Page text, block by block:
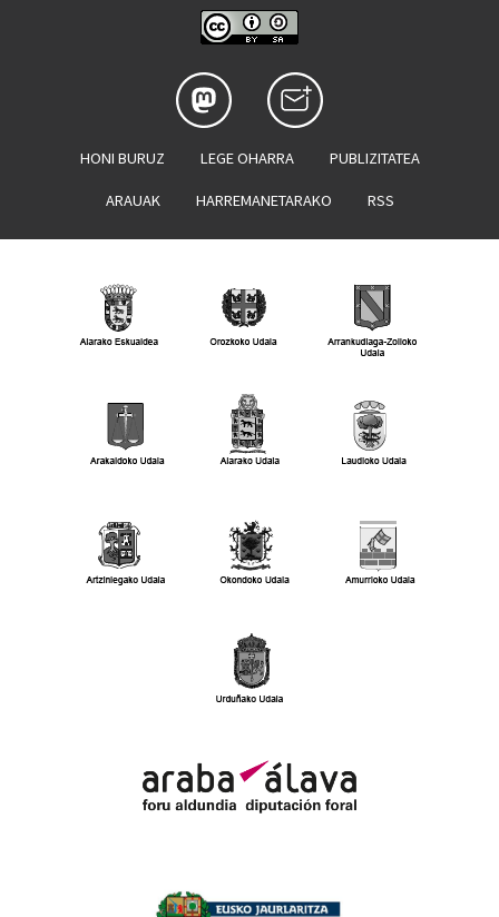
HONI BURUZ LEGE OHARRA PUBLIZITATEA
ARAUAK HARREMANETARAKO RSS